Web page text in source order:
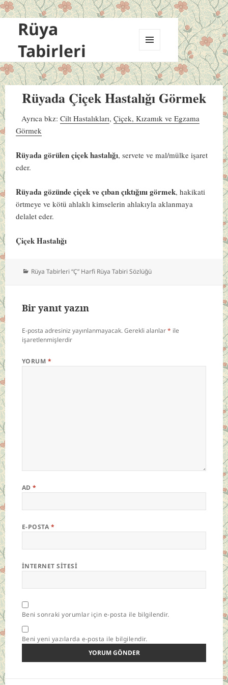
Rüya
Tabirleri
VE
BILEŞENLER
Rüyada Çiçek Hastalığı Görmek
Ayrıca bkz:Cilt Hastalıkları,Çiçek, Kızamık ve Egzama
Görmek
Rüyada görülen çiçek hastalığı, servete ve mal/mülke işaret
eder.
Rüyada gözünde çiçek ve çıban çıktığını görmek, hakikati
örtmeye ve kötü ahlaklı kimselerin ahlakıyla aklanmaya
delalet eder.
Çiçek Hastalığı
Kategoriler
Rüya Tabirleri “Ç” Harfi Rüya Tabiri Sözlüğü
Bir yanıt yazın
E-posta adresiniz yayınlanmayacak.Gerekli alanlar* ile
işaretlenmişlerdir
YORUM *
AD*
E-POSTA *
İNTERNET SITESI
Beni sonraki yorumlar için e-posta ile bilgilendir.
Beni yeni yazılarda e-posta ile bilgilendir.